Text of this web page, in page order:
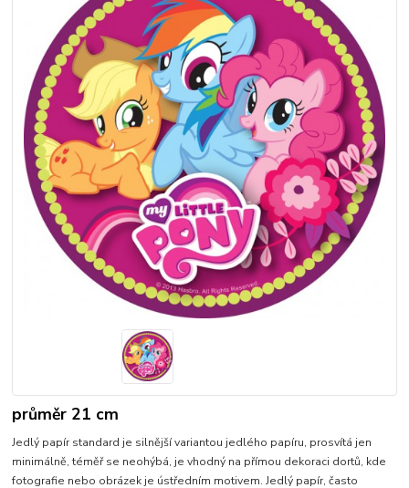
průměr 21 cm
Jedlý papír standard je silnější variantou jedlého papíru, prosvítá jen
minimálně, téměř se neohýbá, je vhodný na přímou dekoraci dortů, kde
fotografie nebo obrázek je ústředním motivem. Jedlý papír, často